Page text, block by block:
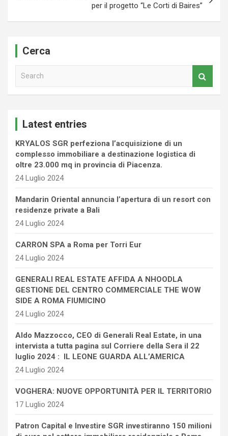
per il progetto “Le Corti di Baires”
Cerca
Latest entries
KRYALOS SGR perfeziona l’acquisizione di un
complesso immobiliare a destinazione logistica di
oltre 23.000 mq in provincia di Piacenza.
24 Luglio 2024
Mandarin Oriental annuncia l’apertura di un resort con
residenze private a Bali
24 Luglio 2024
CARRON SPA a Roma per Torri Eur
24 Luglio 2024
GENERALI REAL ESTATE AFFIDA A NHOODLA
GESTIONE DEL CENTRO COMMERCIALE THE WOW
SIDE A ROMA FIUMICINO
24 Luglio 2024
Aldo Mazzocco, CEO di Generali Real Estate, in una
intervista a tutta pagina sul Corriere della Sera il 22
luglio 2024 : IL LEONE GUARDA ALL’AMERICA
24 Luglio 2024
VOGHERA: NUOVE OPPORTUNITÀ PER IL TERRITORIO
17 Luglio 2024
Patron Capital e Investire SGR investiranno 150 milioni